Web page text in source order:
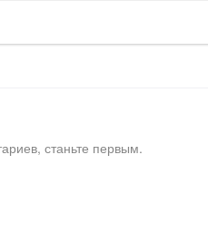
станьте первым.